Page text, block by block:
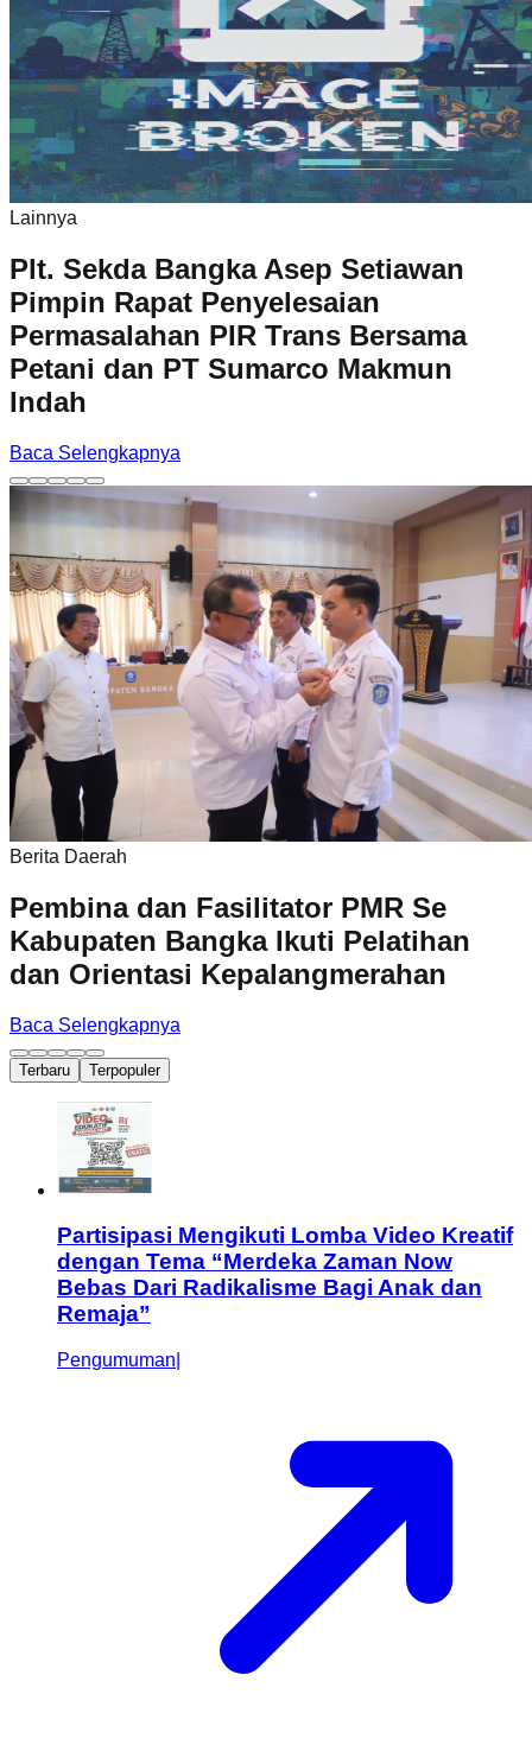
Lainnya
Plt. Sekda Bangka Asep Setiawan
Pimpin Rapat Penyelesaian
Permasalahan PIR Trans Bersama
Petani dan PT Sumarco Makmun
Indah
Baca Selengkapnya
Berita Daerah
Pembina dan Fasilitator PMR Se
Kabupaten Bangka Ikuti Pelatihan
dan Orientasi Kepalangmerahan
Baca Selengkapnya
Terbaru Terpopuler
Partisipasi Mengikuti Lomba Video Kreatif
dengan Tema “Merdeka Zaman Now
Bebas Dari Radikalisme Bagi Anak dan
Remaja”
Pengumuman